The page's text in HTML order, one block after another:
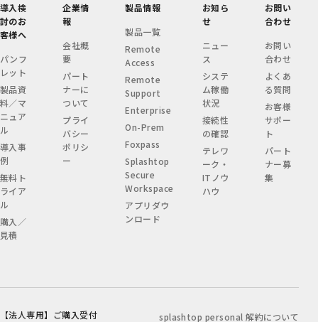
導入検
討のお
客様へ
パンフ
レット
製品資
料／マ
ニュア
ル
導入事
例
無料ト
ライア
ル
購入／
見積
企業情
報
会社概
要
パート
ナーに
ついて
プライ
バシー
ポリシ
ー
製品情報
製品一覧
Remote
Access
Remote
Support
Enterprise
On-Prem
Foxpass
Splashtop
Secure
Workspace
アプリダウ
ンロード
お知ら
せ
ニュー
ス
システ
ム稼働
状況
接続性
の確認
テレワ
ーク・
ITノウ
ハウ
お問い
合わせ
お問い
合わせ
よくあ
る質問
お客様
サポー
ト
パート
ナー募
集
【法人専用】ご購入受付 splashtop personal 解約について